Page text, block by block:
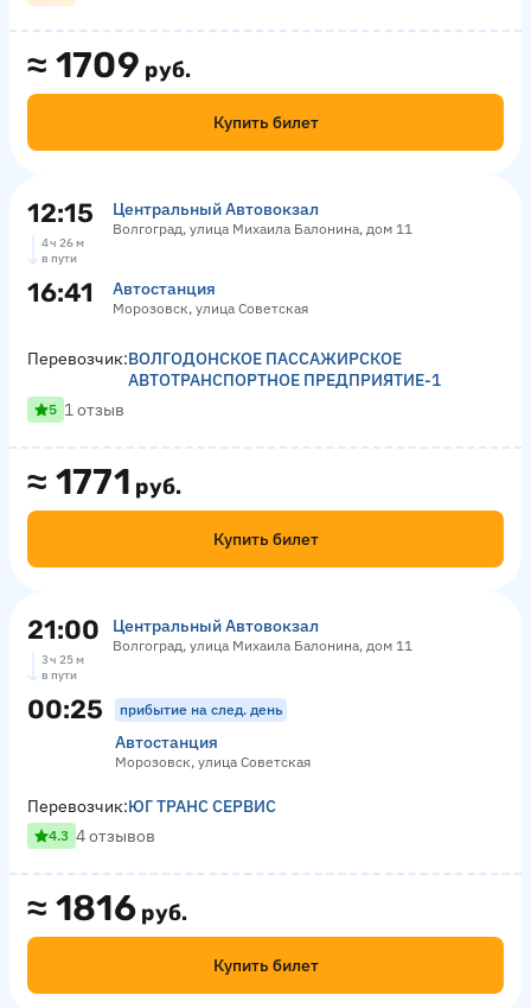
≈ 1709 руб.
Купить билет
12:15 Центральный Автовокзал
Волгоград, улица Михаила Балонина, дом 11
4 ч 26 м
в пути
16:41 Автостанция
Морозовск, улица Советская
≈ 1771 руб.
Купить билет
Перевозчик:ВОЛГОДОНСКОЕ ПАССАЖИРСКОЕ
АВТОТРАНСПОРТНОЕ ПРЕДПРИЯТИЕ-1
5 1 отзыв
21:00 Центральный Автовокзал
Волгоград, улица Михаила Балонина, дом 11
3 ч 25 м
в пути
00:25 прибытие на след. день
Автостанция
Морозовск, улица Советская
≈ 1816 руб.
Купить билет
Перевозчик:ЮГ ТРАНС СЕРВИС
4.3 4 отзывов